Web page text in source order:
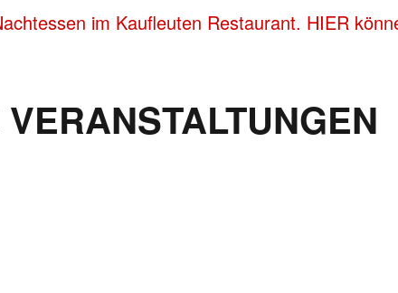
im Kaufleuten Restaurant. HIER